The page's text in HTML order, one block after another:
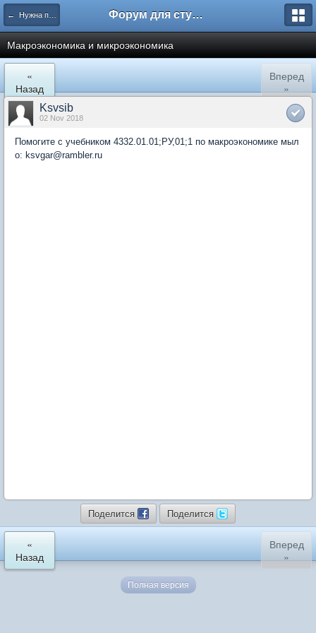
← Нужна помощь Форум для студента СГА
Макроэкономика и микроэкономика
«
Назад
Вперед
»
Ksvsib
02 Nov 2018
Помогите с учебником 4332.01.01;РУ,01;1 по макроэкономике мыл
о: ksvgar@rambler.ru
Поделится Поделится
«
Назад
Вперед
»
Полная версия